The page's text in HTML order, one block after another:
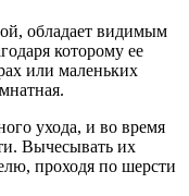
обладает видимым
которому ее
или маленьких
ухода, и во время
Вычесывать их
проходя по шерсти